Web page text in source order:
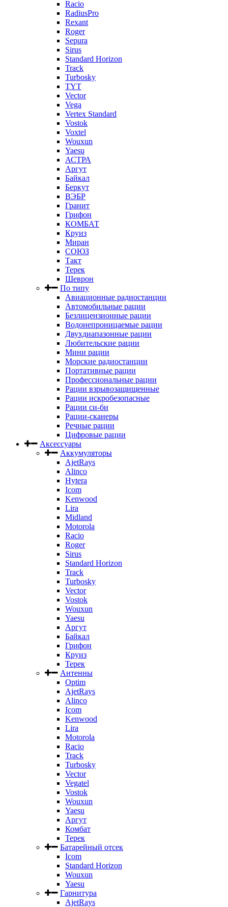
Racio
RadiusPro
Rexant
Roger
Sepura
Sirus
Standard Horizon
Track
Turbosky
TYT
Vector
Vega
Vertex Standard
Vostok
Voxtel
Wouxun
Yaesu
АСТРА
Аргут
Байкал
Беркут
ВЭБР
Гранит
Грифон
КОМБАТ
Круиз
Миран
СОЮЗ
Такт
Терек
Шеврон
По типу
Авиационные радиостанции
Автомобильные рации
Безлицензионные рации
Водонепроницаемые рации
Двухдиапазонные рации
Любительские рации
Мини рации
Морские радиостанции
Портативные рации
Профессиональные рации
Рации взрывозащищенные
Рации искробезопасные
Рации си-би
Рации-сканеры
Речные рации
Цифровые рации
Аксессуары
Аккумуляторы
AjetRays
Alinco
Hytera
Icom
Kenwood
Lira
Midland
Motorola
Racio
Roger
Sirus
Standard Horizon
Track
Turbosky
Vector
Vostok
Wouxun
Yaesu
Аргут
Байкал
Грифон
Круиз
Терек
Антенны
Optim
AjetRays
Alinco
Icom
Kenwood
Lira
Motorola
Racio
Track
Turbosky
Vector
Vegatel
Vostok
Wouxun
Yaesu
Аргут
Комбат
Терек
Батарейный отсек
Icom
Standard Horizon
Wouxun
Yaesu
Гарнитура
AjetRays